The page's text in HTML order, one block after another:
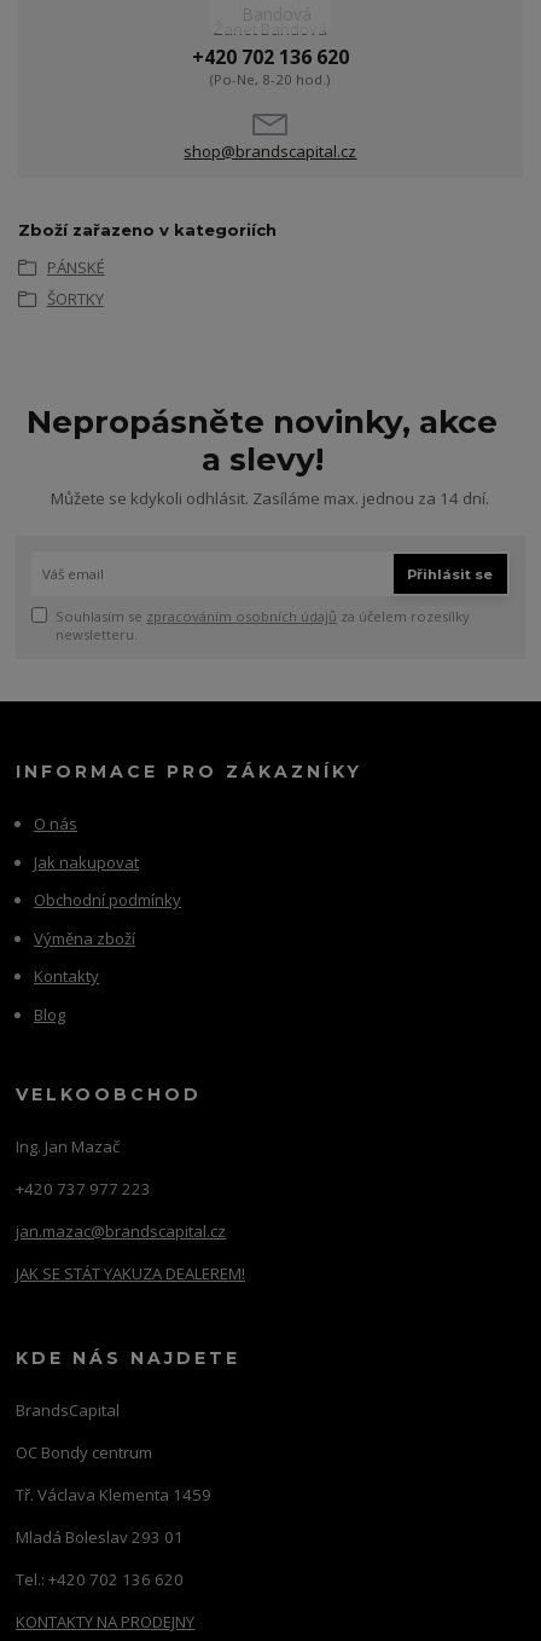
Žanet Bandová
+420 702 136 620
(Po-Ne, 8-20 hod.)
shop@brandscapital.cz
Zboží zařazeno v kategoriích
PÁNSKÉ
ŠORTKY
Nepropásněte novinky, akce
a slevy!
Můžete se kdykoli odhlásit. Zasíláme max. jednou za 14 dní.
Přihlásit se
Souhlasím se zpracováním osobních údajů za účelem rozesílky
newsletteru.
INFORMACE PRO ZÁKAZNÍKY
O nás
Jak nakupovat
Obchodní podmínky
Výměna zboží
Kontakty
Blog
VELKOOBCHOD
Ing. Jan Mazač
+420 737 977 223
jan.mazac@brandscapital.cz
JAK SE STÁT YAKUZA DEALEREM!
KDE NÁS NAJDETE
BrandsCapital
OC Bondy centrum
Tř. Václava Klementa 1459
Mladá Boleslav 293 01
Tel.: +420 702 136 620
KONTAKTY NA PRODEJNY